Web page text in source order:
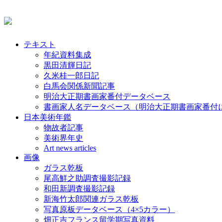
テキスト
年紀資料集成
黒田清輝日記
久米桂一郎日記
白馬会関係新聞記事
明治大正期書画家番付データベース
書画家人名データベース（明治大正期書画家番付
日本美術年鑑
物故者記事
美術界年史
Art news articles
画像
ガラス乾板
尾高鮮之助調査撮影記録
和田新調査撮影記録
新海竹太郎関連ガラス乾板
写真原板データベース（4×5カラー）
畑正吉フランス留学期写真資料